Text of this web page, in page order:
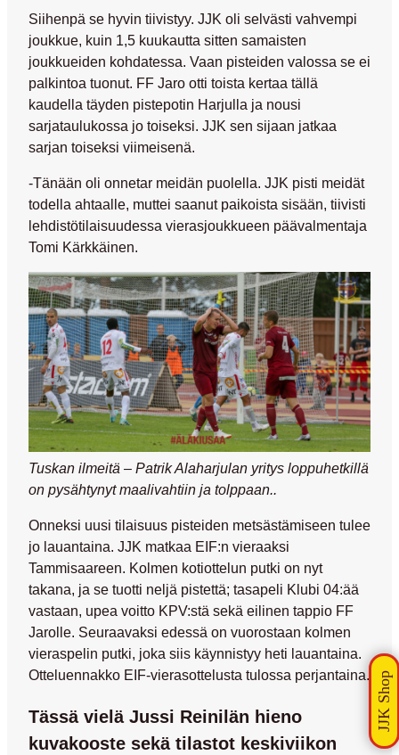
Siihenpä se hyvin tiivistyy. JJK oli selvästi vahvempi
joukkue, kuin 1,5 kuukautta sitten samaisten
joukkueiden kohdatessa. Vaan pisteiden valossa se ei
palkintoa tuonut. FF Jaro otti toista kertaa tällä
kaudella täyden pistepotin Harjulla ja nousi
sarjataulukossa jo toiseksi. JJK sen sijaan jatkaa
sarjan toiseksi viimeisenä.
-Tänään oli onnetar meidän puolella. JJK pisti meidät
todella ahtaalle, muttei saanut paikoista sisään, tiivisti
lehdistötilaisuudessa vierasjoukkueen päävalmentaja
Tomi Kärkkäinen.
Tuskan ilmeitä – Patrik Alaharjulan yritys loppuhetkillä
on pysähtynyt maalivahtiin ja tolppaan..
Onneksi uusi tilaisuus pisteiden metsästämiseen tulee
jo lauantaina. JJK matkaa EIF:n vieraaksi
Tammisaareen. Kolmen kotiottelun putki on nyt
takana, ja se tuotti neljä pistettä; tasapeli Klubi 04:ää
vastaan, upea voitto KPV:stä sekä eilinen tappio FF
Jarolle. Seuraavaksi edessä on vuorostaan kolmen
vieraspelin putki, joka siis käynnistyy heti lauantaina.
Otteluennakko EIF-vierasottelusta tulossa perjantaina.
Tässä vielä Jussi Reinilän hieno
kuvakooste sekä tilastot keskiviikon